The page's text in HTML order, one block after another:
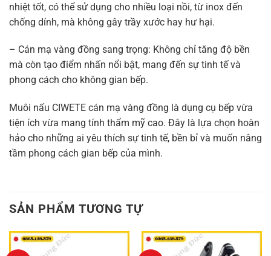
nhiệt tốt, có thể sử dụng cho nhiều loại nồi, từ inox đến
chống dính, mà không gây trầy xước hay hư hại.
– Cán mạ vàng đồng sang trọng: Không chỉ tăng độ bền
mà còn tạo điểm nhấn nổi bật, mang đến sự tinh tế và
phong cách cho không gian bếp.
Muôi nấu CIWETE cán mạ vàng đồng là dụng cụ bếp vừa
tiện ích vừa mang tính thẩm mỹ cao. Đây là lựa chọn hoàn
hảo cho những ai yêu thích sự tinh tế, bền bỉ và muốn nâng
tầm phong cách gian bếp của mình.
SẢN PHẨM TƯƠNG TỰ